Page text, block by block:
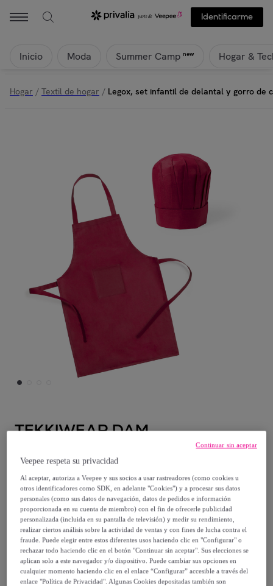
Identificarme
Inicio Moda Summer Camp new Hogar &
Hogar / Textil de hogar / Legox, set infantil de delantal y gorro de
TEKKIWEAR DAM
Legox, set infantil de delantal y gorro de
cocina. Delantal con bolsillo frontal y cintas
de ajuste.
Modelo: Legox, set infantil de delantal y
gorro de cocina. Delantal con bolsillo
frontal y cintas de ajuste.
6,00 €
Veepee respeta su privacidad
Al aceptar, autoriza a Veepee y sus socios a usar rastreadores (como cookies u
otros identificadores como SDK, en adelante "Cookies") y a procesar sus datos
personales (como sus datos de navegación, datos de pedidos e información
proporcionada en su cuenta de miembro) con el fin de ofrecerle publicidad
personalizada (incluida en su pantalla de televisión) y medir su rendimiento,
realizar ciertos análisis sobre la actividad de ventas y con fines de lucha contra el
fraude. Puede elegir entre estos diferentes usos haciendo clic en "Configurar" o
rechazar todo haciendo clic en el botón "Continuar sin aceptar". Sus elecciones se
aplican solo a este navegador y/o dispositivo. Puede cambiar sus opciones en
cualquier momento haciendo clic en el enlace “Configurar” accesible a través del
enlace "Política de Privacidad". Algunas Cookies depositadas también son
Continuar sin aceptar